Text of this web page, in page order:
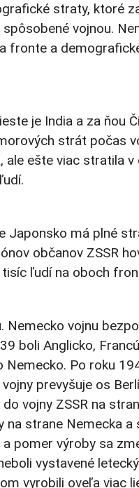
straty, ktoré
vojnou.
fronte a
je India a za ňou
strát počas
ešte viac stratila
má plné
občanov ZSSR
ľudí na oboch
vojnu
boli Anglicko,
Nemecko. Po roku
prevyšuje os
vojny ZSSR na
strane Nemecka a
pomer výroby sa
vystavené
vyrobili oveľa viac